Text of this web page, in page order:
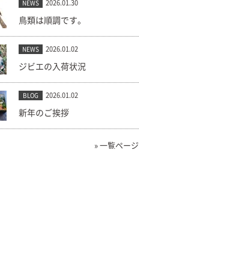
NEWS 2026.01.30
鳥類は順調です。
NEWS 2026.01.02
ジビエの入荷状況
BLOG 2026.01.02
新年のご挨拶
» 一覧ページ